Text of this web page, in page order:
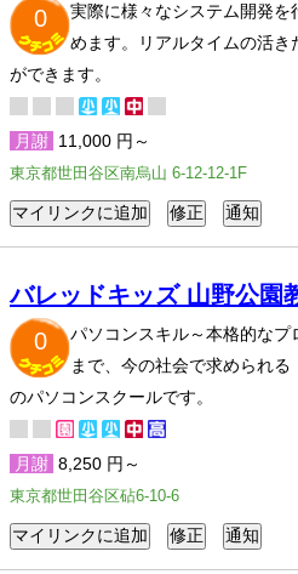
0
実際に様々なシステム開発
めます。リアルタイムの活
ができます。
月謝 11,000 円～
東京都世田谷区南烏山 6-12-12-1F
バレッドキッズ 山野公園
0
パソコンスキル～本格的なプ
まで、今の社会で求められ
のパソコンスクールです。
月謝 8,250 円～
東京都世田谷区砧6-10-6